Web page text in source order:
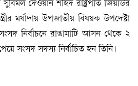
দেওয়ান শহিদ রাষ্ট্রপতি জিয়াউর
মর্যাদায় উপজাতীয় বিষয়ক উপদেষ্টা
নির্বাচনে রাঙামাটি আসন থেকে ২
সংসদ সদস্য নির্বাচিত হন তিনি।